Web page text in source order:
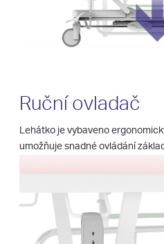
Ruční ovladač
Lehátko je vybaveno
umožňuje snadné ovládání